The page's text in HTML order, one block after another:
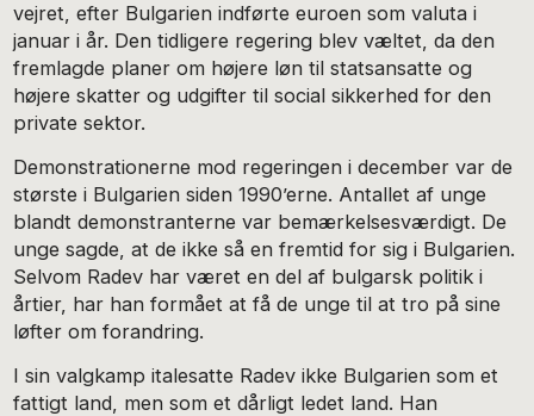
vejret, efter Bulgarien indførte euroen som valuta i
januar i år. Den tidligere regering blev væltet, da den
fremlagde planer om højere løn til statsansatte og
højere skatter og udgifter til social sikkerhed for den
private sektor.
Demonstrationerne mod regeringen i december var de
største i Bulgarien siden 1990’erne. Antallet af unge
blandt demonstranterne var bemærkelsesværdigt. De
unge sagde, at de ikke så en fremtid for sig i Bulgarien.
Selvom Radev har været en del af bulgarsk politik i
årtier, har han formået at få de unge til at tro på sine
løfter om forandring.
I sin valgkamp italesatte Radev ikke Bulgarien som et
fattigt land, men som et dårligt ledet land. Han